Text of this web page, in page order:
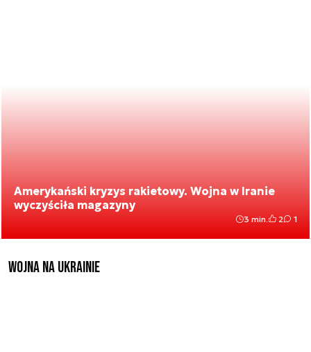
Amerykański kryzys rakietowy. Wojna w Iranie
wyczyściła magazyny
3 min. 2 1
Wojna na Ukrainie